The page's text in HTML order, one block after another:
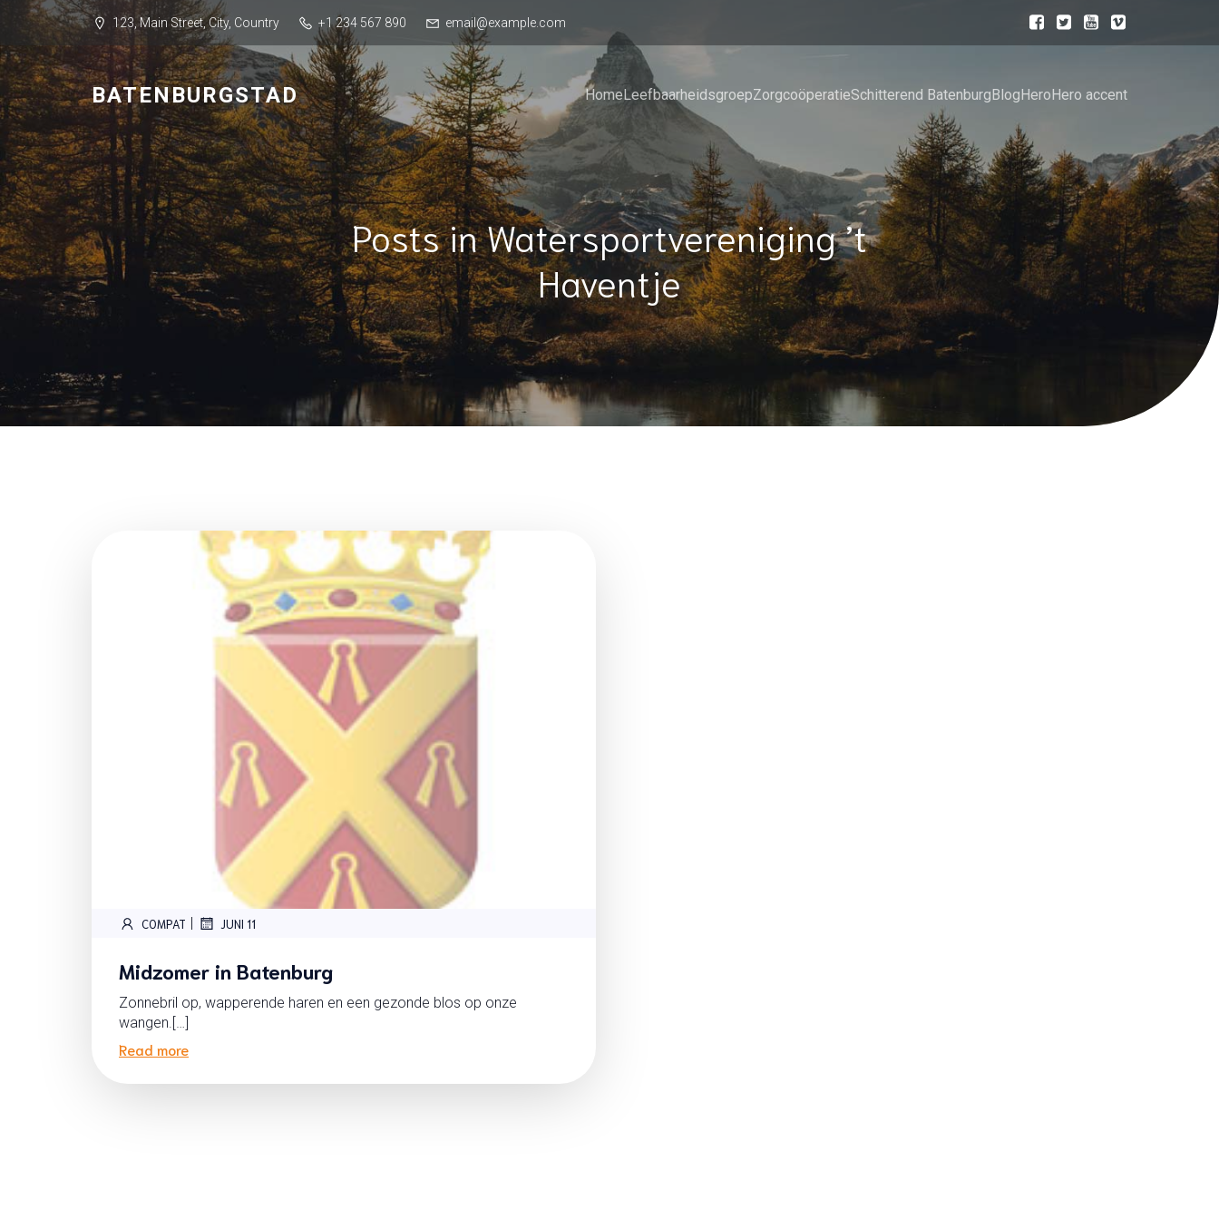
123, Main Street, City, Country +1 234 567 890 email@example.com
BATENBURGSTAD HomeLeefbaarheidsgroepZorgcoöperatieSchitterend BatenburgBlogHeroHero accent
Posts in Watersportvereniging ’t
Haventje
COMPAT | JUNI 11
Midzomer in Batenburg
Zonnebril op, wapperende haren en een gezonde blos op onze
wangen.[…]
Read more